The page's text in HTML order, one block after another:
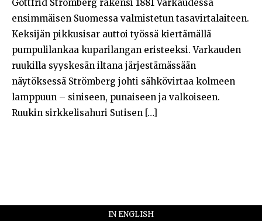
Kronologia
Henkilöt
Opiskelijat
Haku:
Gottfrid Strömberg rakensi 1881 Varkaudessa
ensimmäisen Suomessa valmistetun tasavirtalaiteen.
Keksijän pikkusisar auttoi työssä kiertämällä
pumpulilankaa kuparilangan eristeeksi. Varkauden
ruukilla syyskesän iltana järjestämässään
näytöksessä Strömberg johti sähkövirtaa kolmeen
lamppuun – siniseen, punaiseen ja valkoiseen.
Ruukin sirkkelisahuri Sutisen […]
IN ENGLISH